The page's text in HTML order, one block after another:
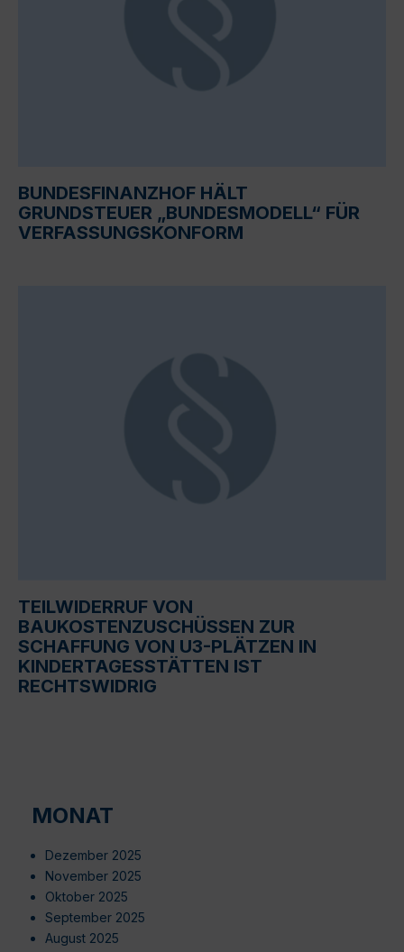
BUNDESFINANZHOF HÄLT
GRUNDSTEUER „BUNDESMODELL“ FÜR
VERFASSUNGSKONFORM
TEILWIDERRUF VON
BAUKOSTENZUSCHÜSSEN ZUR
SCHAFFUNG VON U3-PLÄTZEN IN
KINDERTAGESSTÄTTEN IST
RECHTSWIDRIG
MONAT
Dezember 2025
November 2025
Oktober 2025
September 2025
August 2025